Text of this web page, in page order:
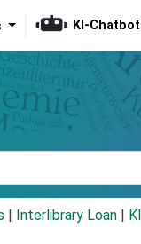
KI-Chatbot
Interlibrary Loan